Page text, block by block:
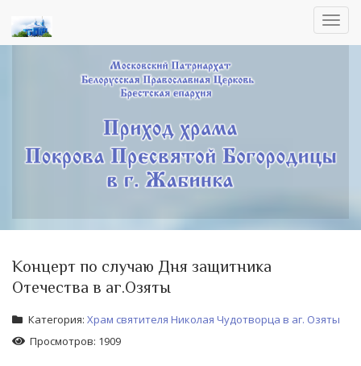
Концерт по случаю Дня защитника
Отечества в аг.Озяты
Категория: Храм святителя Николая Чудотворца в аг. Озяты
Просмотров: 1909